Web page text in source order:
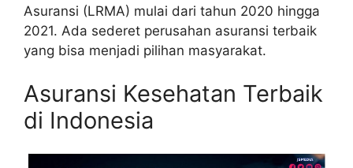
Asuransi (LRMA) mulai dari tahun 2020 hingga
2021. Ada sederet perusahan asuransi terbaik
yang bisa menjadi pilihan masyarakat.
Asuransi Kesehatan Terbaik
di Indonesia